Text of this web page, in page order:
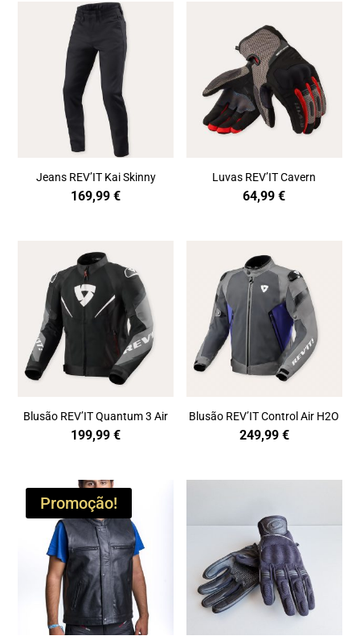
Jeans REV’IT Kai Skinny
169,99€
Luvas REV’IT Cavern
64,99€
Blusão REV’IT Quantum 3 Air
199,99€
Blusão REV’IT Control Air H2O
249,99 €
Promoção!